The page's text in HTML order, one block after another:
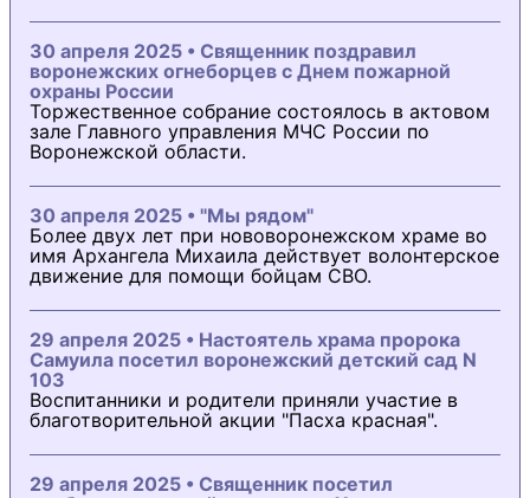
30 апреля 2025 • Священник поздравил
воронежских огнеборцев с Днем пожарной
охраны России
Торжественное собрание состоялось в актовом
зале Главного управления МЧС России по
Воронежской области.
30 апреля 2025 • "Мы рядом"
Более двух лет при нововоронежском храме во
имя Архангела Михаила действует волонтерское
движение для помощи бойцам СВО.
29 апреля 2025 • Настоятель храма пророка
Самуила посетил воронежский детский сад N
103
Воспитанники и родители приняли участие в
благотворительной акции "Пасха красная".
29 апреля 2025 • Священник посетил